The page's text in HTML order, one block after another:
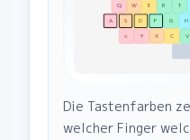
Q
W E R T
A
S D F G H
<
Y X C V
Die Tastenfarben
welcher Finger